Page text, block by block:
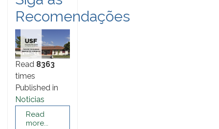
Recomendações
Read 8363
times
Published in
Noticias
Read
more...